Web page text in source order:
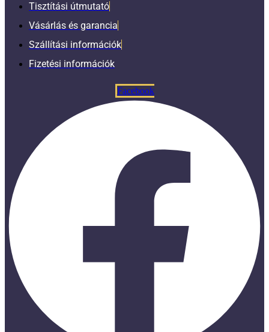
Tisztítási útmutató
Vásárlás és garancia
Szállítási információk
Fizetési információk
Facebook